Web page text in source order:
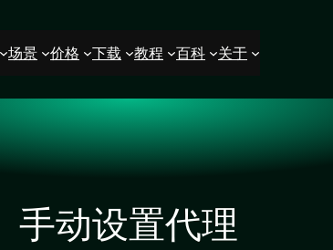
场景 价格 下载 教程 百科 关于
手动设置代理